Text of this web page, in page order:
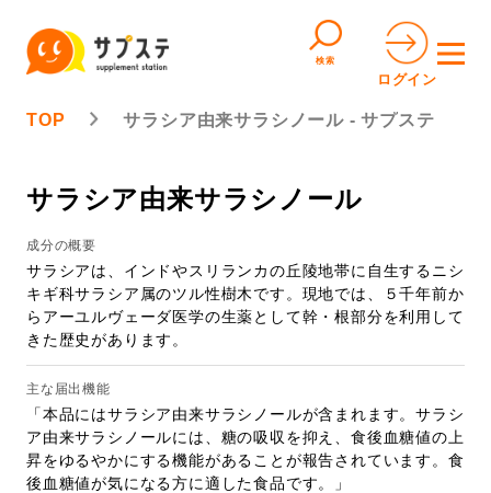
検索
ログイン
TOP サラシア由来サラシノール - サプステ
サラシア由来サラシノール
成分の概要
サラシアは、インドやスリランカの丘陵地帯に自生するニシ
キギ科サラシア属のツル性樹木です。現地では、５千年前か
らアーユルヴェーダ医学の生薬として幹・根部分を利用して
きた歴史があります。
主な届出機能
「本品にはサラシア由来サラシノールが含まれます。サラシ
ア由来サラシノールには、糖の吸収を抑え、食後血糖値の上
昇をゆるやかにする機能があることが報告されています。食
後血糖値が気になる方に適した食品です。」